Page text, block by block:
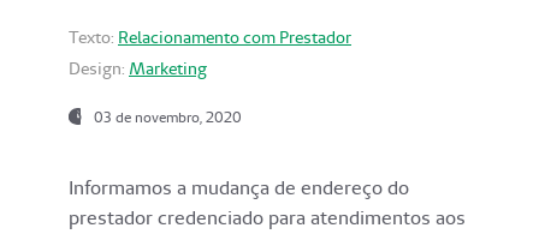
Texto: Relacionamento com Prestador
Design: Marketing
03 de novembro, 2020
Informamos a mudança de endereço do
prestador credenciado para atendimentos aos